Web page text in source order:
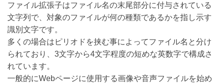
ファイル拡張子はファイル名の末尾部分に付与されている
文字列で、対象のファイルが何の種類であるかを指し示す
識別文字です。
多くの場合はピリオドを挟む事によってファイル名と分け
られており、3文字から4文字程度の短めな英数字で構成さ
れています。
一般的にWebページに使用する画像や音声ファイルを始め